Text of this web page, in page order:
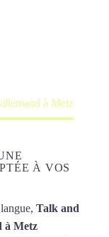
à Metz
À VOS
Talk and
à Metz